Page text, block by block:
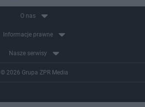
O nas
Informacje prawne
Nasze serwisy
© 2026 Grupa ZPR Media